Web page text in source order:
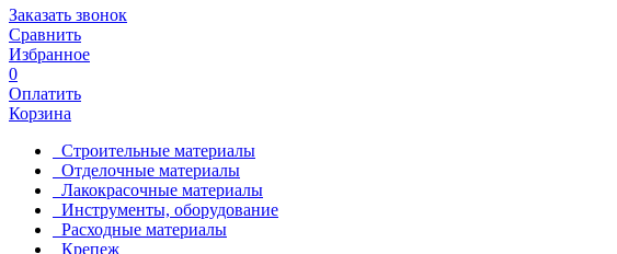
Заказать звонок
Сравнить
Избранное
0
Оплатить
Корзина
Строительные материалы
Отделочные материалы
Лакокрасочные материалы
Инструменты, оборудование
Расходные материалы
Крепеж